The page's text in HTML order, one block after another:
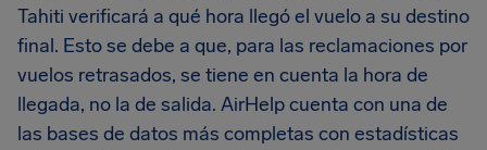
Tahiti verificará a qué hora llegó el vuelo a su destino
final. Esto se debe a que, para las reclamaciones por
vuelos retrasados, se tiene en cuenta la hora de
llegada, no la de salida. AirHelp cuenta con una de
las bases de datos más completas con estadísticas